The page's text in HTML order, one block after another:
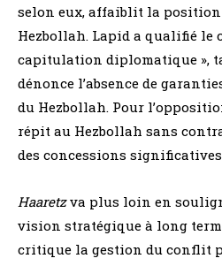
selon eux, affaiblit la position
Hezbollah. Lapid a qualifié le
capitulation diplomatique »,
dénonce l’absence de
du Hezbollah. Pour
répit au Hezbollah sans
des concessions
Haaretzva plus loin en
vision stratégique à long
critique la gestion du conflit